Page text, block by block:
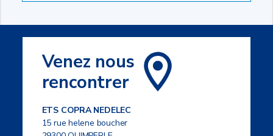
Venez nous
rencontrer
ETS COPRA NEDELEC
15 rue helene boucher